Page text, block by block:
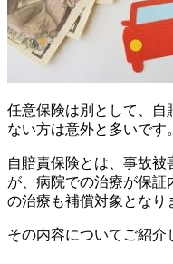
任意保険は別として、自
ない方は意外と多いです。
自賠責保険とは、事故
が、病院での治療が保
の治療も補償対象となり
その内容についてご紹介